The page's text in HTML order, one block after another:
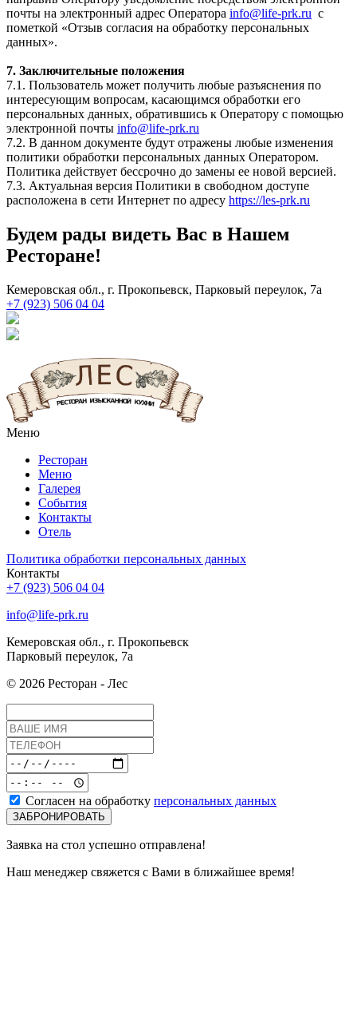
почты на электронный адрес Оператора info@life-prk.ru с
пометкой «Отзыв согласия на обработку персональных
данных».
7. Заключительные положения
7.1. Пользователь может получить любые разъяснения по
интересующим вопросам, касающимся обработки его
персональных данных, обратившись к Оператору с помощью
электронной почты info@life-prk.ru
7.2. В данном документе будут отражены любые изменения
политики обработки персональных данных Оператором.
Политика действует бессрочно до замены ее новой версией.
7.3. Актуальная версия Политики в свободном доступе
расположена в сети Интернет по адресу https://les-prk.ru
Будем рады видеть Вас в Нашем
Ресторане!
Кемеровская обл., г. Прокопьевск, Парковый переулок, 7а
+7 (923) 506 04 04
Меню
Ресторан
Меню
Галерея
События
Контакты
Отель
Политика обработки персональных данных
Контакты
+7 (923) 506 04 04
info@life-prk.ru
Кемеровская обл., г. Прокопьевск
Парковый переулок, 7а
© 2026 Ресторан - Лес
Согласен на обработку персональных данных
Заявка на стол успешно отправлена!
Наш менеджер свяжется с Вами в ближайшее время!